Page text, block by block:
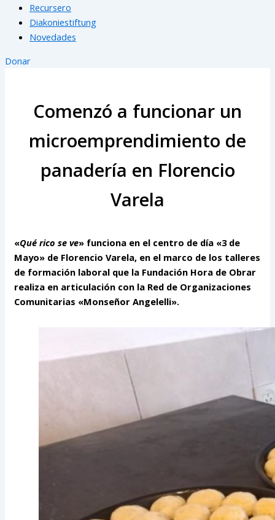
Recursero
Diakoniestiftung
Novedades
Donar
Comenzó a funcionar un
microemprendimiento de
panadería en Florencio
Varela
«Qué rico se ve» funciona en el centro de día «3 de
Mayo» de Florencio Varela, en el marco de los talleres
de formación laboral que la Fundación Hora de Obrar
realiza en articulación con la Red de Organizaciones
Comunitarias «Monseñor Angelelli».